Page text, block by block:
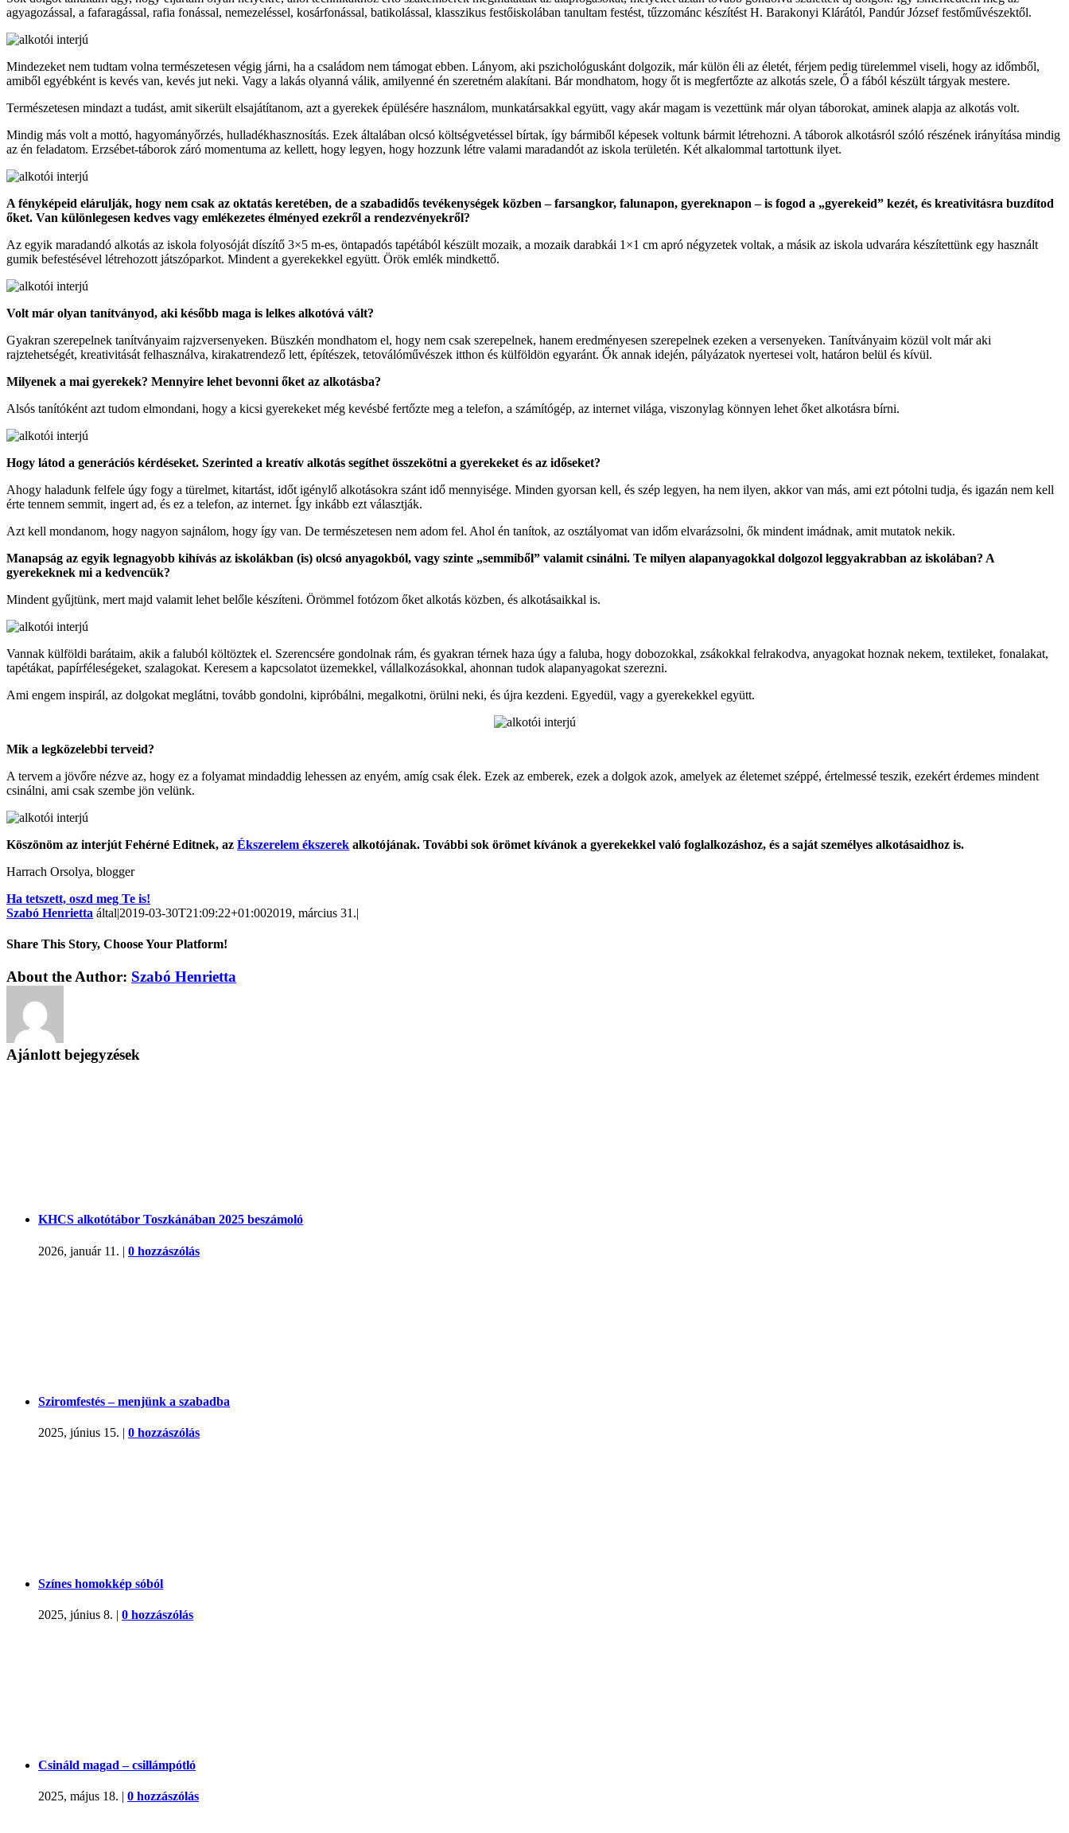
agyagozással, a fafaragással, rafia fonással, nemezeléssel, kosárfonással, batikolással, klasszikus festőiskolában tanultam festést, tűzzománc készítést H. Barakonyi Klárától, Pandúr József festőművészektől.
Mindezeket nem tudtam volna természetesen végig járni, ha a családom nem támogat ebben. Lányom, aki pszichológuskánt dolgozik, már külön éli az életét, férjem pedig türelemmel viseli, hogy az időmből,
amiből egyébként is kevés van, kevés jut neki. Vagy a lakás olyanná válik, amilyenné én szeretném alakítani. Bár mondhatom, hogy őt is megfertőzte az alkotás szele, Ő a fából készült tárgyak mestere.
Természetesen mindazt a tudást, amit sikerült elsajátítanom, azt a gyerekek épülésére használom, munkatársakkal együtt, vagy akár magam is vezettünk már olyan táborokat, aminek alapja az alkotás volt.
Mindig más volt a mottó, hagyományőrzés, hulladékhasznosítás. Ezek általában olcsó költségvetéssel bírtak, így bármiből képesek voltunk bármit létrehozni. A táborok alkotásról szóló részének irányítása mindig
az én feladatom. Erzsébet-táborok záró momentuma az kellett, hogy legyen, hogy hozzunk létre valami maradandót az iskola területén. Két alkalommal tartottunk ilyet.
A fényképeid elárulják, hogy nem csak az oktatás keretében, de a szabadidős tevékenységek közben – farsangkor, falunapon, gyereknapon – is fogod a „gyerekeid” kezét, és kreativitásra buzdítod
őket. Van különlegesen kedves vagy emlékezetes élményed ezekről a rendezvényekről?
Az egyik maradandó alkotás az iskola folyosóját díszítő 3×5 m-es, öntapadós tapétából készült mozaik, a mozaik darabkái 1×1 cm apró négyzetek voltak, a másik az iskola udvarára készítettünk egy használt
gumik befestésével létrehozott játszóparkot. Mindent a gyerekekkel együtt. Örök emlék mindkettő.
Volt már olyan tanítványod, aki később maga is lelkes alkotóvá vált?
Gyakran szerepelnek tanítványaim rajzversenyeken. Büszkén mondhatom el, hogy nem csak szerepelnek, hanem eredményesen szerepelnek ezeken a versenyeken. Tanítványaim közül volt már aki
rajztehetségét, kreativitását felhasználva, kirakatrendező lett, építészek, tetoválóművészek itthon és külföldön egyaránt. Ők annak idején, pályázatok nyertesei volt, határon belül és kívül.
Milyenek a mai gyerekek? Mennyire lehet bevonni őket az alkotásba?
Alsós tanítóként azt tudom elmondani, hogy a kicsi gyerekeket még kevésbé fertőzte meg a telefon, a számítógép, az internet világa, viszonylag könnyen lehet őket alkotásra bírni.
Hogy látod a generációs kérdéseket. Szerinted a kreatív alkotás segíthet összekötni a gyerekeket és az időseket?
Ahogy haladunk felfele úgy fogy a türelmet, kitartást, időt igénylő alkotásokra szánt idő mennyisége. Minden gyorsan kell, és szép legyen, ha nem ilyen, akkor van más, ami ezt pótolni tudja, és igazán nem kell
érte tennem semmit, ingert ad, és ez a telefon, az internet. Így inkább ezt választják.
Azt kell mondanom, hogy nagyon sajnálom, hogy így van. De természetesen nem adom fel. Ahol én tanítok, az osztályomat van időm elvarázsolni, ők mindent imádnak, amit mutatok nekik.
Manapság az egyik legnagyobb kihívás az iskolákban (is) olcsó anyagokból, vagy szinte „semmiből” valamit csinálni. Te milyen alapanyagokkal dolgozol leggyakrabban az iskolában? A
gyerekeknek mi a kedvencük?
Mindent gyűjtünk, mert majd valamit lehet belőle készíteni. Örömmel fotózom őket alkotás közben, és alkotásaikkal is.
Vannak külföldi barátaim, akik a faluból költöztek el. Szerencsére gondolnak rám, és gyakran térnek haza úgy a faluba, hogy dobozokkal, zsákokkal felrakodva, anyagokat hoznak nekem, textileket, fonalakat,
tapétákat, papírféleségeket, szalagokat. Keresem a kapcsolatot üzemekkel, vállalkozásokkal, ahonnan tudok alapanyagokat szerezni.
Ami engem inspirál, az dolgokat meglátni, tovább gondolni, kipróbálni, megalkotni, örülni neki, és újra kezdeni. Egyedül, vagy a gyerekekkel együtt.
Mik a legközelebbi terveid?
A tervem a jövőre nézve az, hogy ez a folyamat mindaddig lehessen az enyém, amíg csak élek. Ezek az emberek, ezek a dolgok azok, amelyek az életemet széppé, értelmessé teszik, ezekért érdemes mindent
csinálni, ami csak szembe jön velünk.
Köszönöm az interjút Fehérné Editnek, az Ékszerelem ékszerek alkotójának. További sok örömet kívánok a gyerekekkel való foglalkozáshoz, és a saját személyes alkotásaidhoz is.
Harrach Orsolya, blogger
Ha tetszett, oszd meg Te is!
Szabó Henrietta által|2019-03-30T21:09:22+01:002019, március 31.|
Share This Story, Choose Your Platform!
About the Author: Szabó Henrietta
Ajánlott bejegyzések
KHCS alkotótábor Toszkánában 2025 beszámoló
2026, január 11. | 0 hozzászólás
Sziromfestés – menjünk a szabadba
2025, június 15. | 0 hozzászólás
Színes homokkép sóból
2025, június 8. | 0 hozzászólás
Csináld magad – csillámpótló
2025, május 18. | 0 hozzászólás